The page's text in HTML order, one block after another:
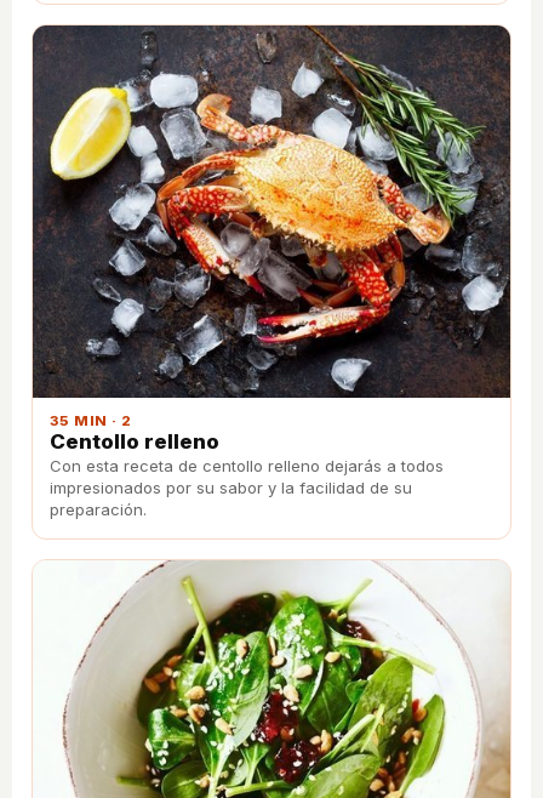
35 MIN · 2
Centollo relleno
Con esta receta de centollo relleno dejarás a todos
impresionados por su sabor y la facilidad de su
preparación.